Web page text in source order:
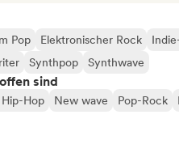
Pop Elektronischer Rock
Synthpop Synthwave
sind
Hop New wave Pop-Rock